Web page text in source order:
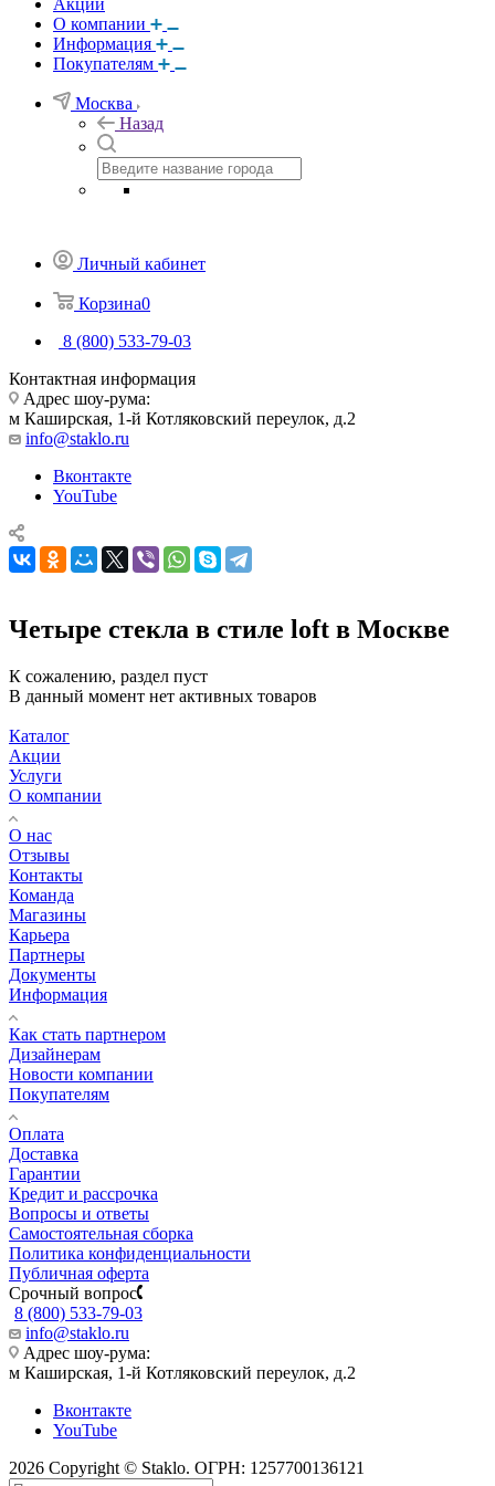
Акции
О компании
Информация
Покупателям
Москва
Назад
Личный кабинет
Корзина0
8 (800) 533-79-03
Контактная информация
Адрес шоу-рума:
м Каширская, 1-й Котляковский переулок, д.2
info@staklo.ru
Вконтакте
YouTube
Четыре стекла в стиле loft в Москве
К сожалению, раздел пуст
В данный момент нет активных товаров
Каталог
Акции
Услуги
О компании
О нас
Отзывы
Контакты
Команда
Магазины
Карьера
Партнеры
Документы
Информация
Как стать партнером
Дизайнерам
Новости компании
Покупателям
Оплата
Доставка
Гарантии
Кредит и рассрочка
Вопросы и ответы
Самостоятельная сборка
Политика конфиденциальности
Публичная оферта
Срочный вопрос
8 (800) 533-79-03
info@staklo.ru
Адрес шоу-рума:
м Каширская, 1-й Котляковский переулок, д.2
Вконтакте
YouTube
2026 Copyright © Staklo. ОГРН: 1257700136121